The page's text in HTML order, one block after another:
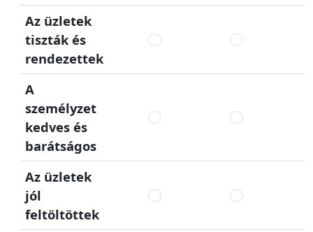
Az üzletek
tiszták és
rendezettek
A
személyzet
kedves és
barátságos
Az üzletek
jól
feltöltöttek